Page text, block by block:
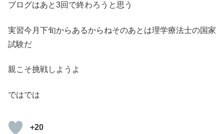
ブログはあと3回で終わろうと思う
実習今月下旬からあるからねそのあとは理学療法士の国家
試験だ
親こそ挑戦しようよ
ではでは
+20